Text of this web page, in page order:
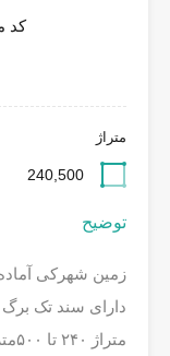
کد
متراژ
240,500
توضیح
زمین شهرکی
دارای سند تک برگ
متراژ ۲۴۰ تا ۵۰۰متر